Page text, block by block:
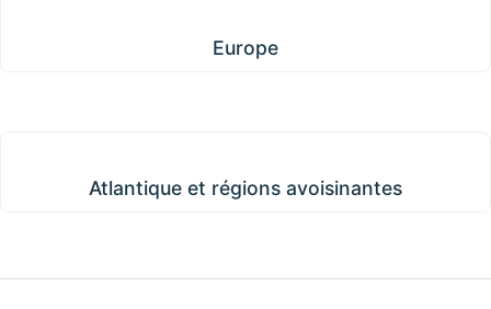
Europe
Atlantique et régions avoisinantes